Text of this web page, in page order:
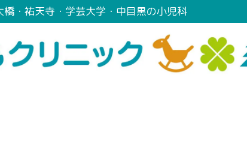
橋・祐天寺・学芸大学・中目黒の小児科